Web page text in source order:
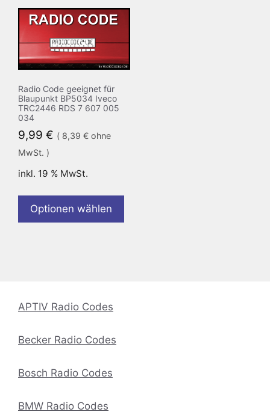
Radio Code geeignet für
Blaupunkt BP5034 Iveco
TRC2446 RDS 7 607 005
034
9,99 € ( 8,39 € ohne
MwSt. )
inkl. 19 % MwSt.
Optionen wählen
APTIV Radio Codes
Becker Radio Codes
Bosch Radio Codes
BMW Radio Codes